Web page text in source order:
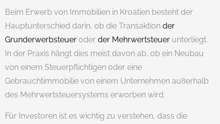
Beim Erwerb von Immobilien in Kroatien besteht der
Hauptunterschied darin, ob die Transaktion der
Grunderwerbsteuer oder der Mehrwertsteuer unterliegt.
In der Praxis hängt dies meist davon ab, ob ein Neubau
von einem Steuerpflichtigen oder eine
Gebrauchtimmobilie von einem Unternehmen außerhalb
des Mehrwertsteuersystems erworben wird.
Für Investoren ist es wichtig zu verstehen, dass die